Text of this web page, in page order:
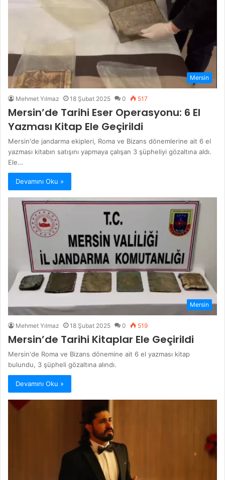
Mersin
Mehmet Yılmaz 18 Şubat 2025 0 517
Mersin’de Tarihi Eser Operasyonu: 6 El
Yazması Kitap Ele Geçirildi
Mersin'de jandarma ekipleri, Roma ve Bizans dönemlerine ait 6 el
yazması kitabın satışını yapmaya çalışan 3 şüpheliyi gözaltına aldı.
Ele…
Devamını Oku »
Mersin
Mehmet Yılmaz 18 Şubat 2025 0 519
Mersin’de Tarihi Kitaplar Ele Geçirildi
Mersin'de Roma ve Bizans dönemine ait 6 el yazması kitap
bulundu, 3 şüpheli gözaltına alındı.
Devamını Oku »